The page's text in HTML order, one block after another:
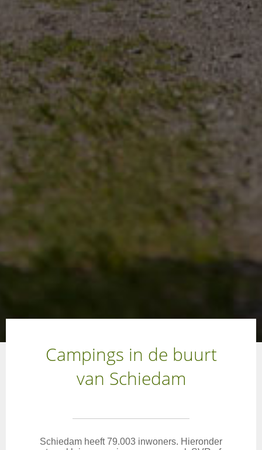
Campings in de buurt
van Schiedam
Schiedam heeft 79.003 inwoners. Hieronder